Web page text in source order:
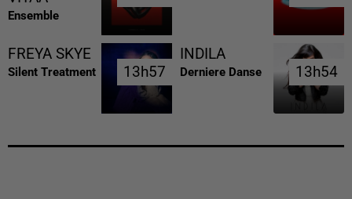
Ensemble
FREYA SKYE
Silent Treatment 13h57
13h57
INDILA
Derniere Danse 13h54
13h54